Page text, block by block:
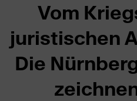
Vom
juristischen
Die